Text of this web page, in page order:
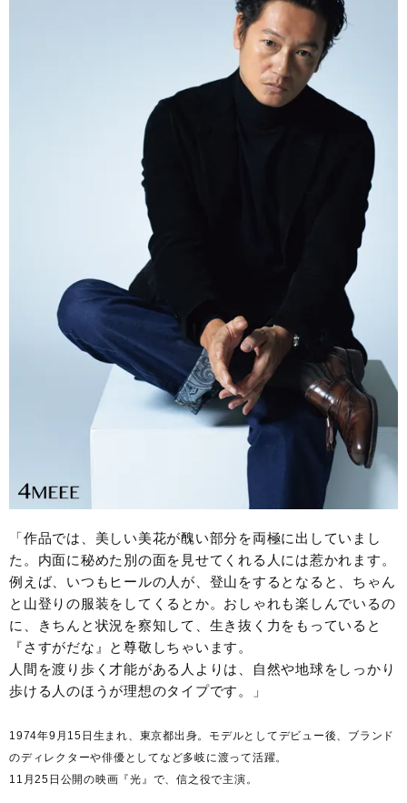
「作品では、美しい美花が醜い部分を両極に出していまし
た。内面に秘めた別の面を見せてくれる人には惹かれます。
例えば、いつもヒールの人が、登山をするとなると、ちゃん
と山登りの服装をしてくるとか。おしゃれも楽しんでいるの
に、きちんと状況を察知して、生き抜く力をもっていると
『さすがだな』と尊敬しちゃいます。
人間を渡り歩く才能がある人よりは、自然や地球をしっかり
歩ける人のほうが理想のタイプです。」
1974年9月15日生まれ、東京都出身。モデルとしてデビュー後、ブランド
のディレクターや俳優としてなど多岐に渡って活躍。
11月25日公開の映画『光』で、信之役で主演。